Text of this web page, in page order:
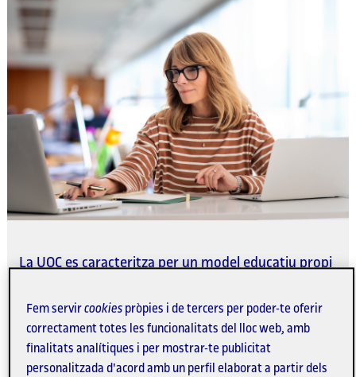
La UOC es caracteritza per un model educatiu propi
innovadora. És el tret distintiu principal de la
Universitat des de l'inici i es manté en constant
evolució gràcies a l'aplicació dels avenços en recerca
i innovació en aprenentatge en línia (
e-learning
Fem servircookies pròpies i de tercers per poder-te oferir
correctament totes les funcionalitats del lloc web, amb
finalitats analítiques i per mostrar-te publicitat
personalitzada d'acord amb un perfil elaborat a partir dels